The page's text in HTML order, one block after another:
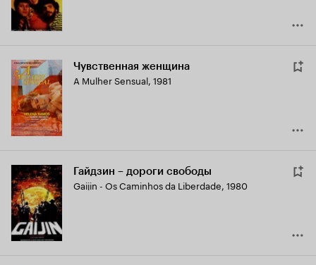
Чувственная женщина
A Mulher Sensual, 1981
Гайдзин – дороги свободы
Gaijin - Os Caminhos da Liberdade, 1980